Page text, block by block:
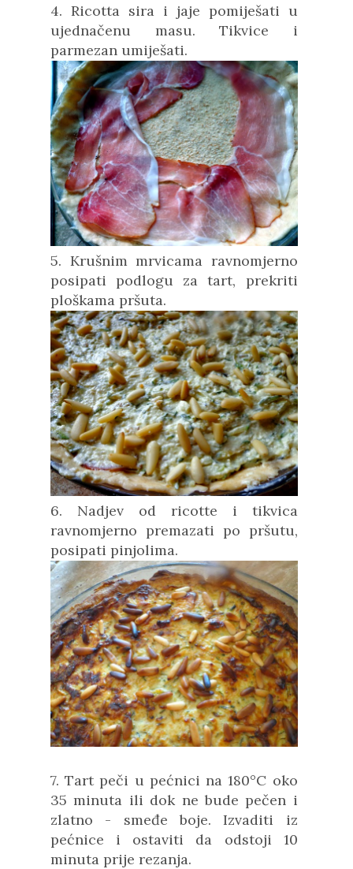
4. Ricotta sira i jaje pomiješati u
ujednačenu masu. Tikvice i
parmezan umiješati.
5. Krušnim mrvicama ravnomjerno
posipati podlogu za tart, prekriti
ploškama pršuta.
6. Nadjev od ricotte i tikvica
ravnomjerno premazati po pršutu,
posipati pinjolima.
7. Tart peči u pećnici na 180°C oko
35 minuta ili dok ne bude pečen i
zlatno - smeđe boje. Izvaditi iz
pećnice i ostaviti da odstoji 10
minuta prije rezanja.